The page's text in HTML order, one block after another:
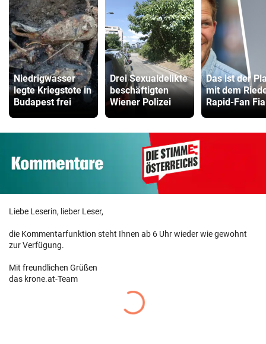
Niedrigwasser
legte Kriegstote in
Budapest frei
Drei Sexualdelikte
beschäftigten
Wiener Polizei
Das ist der
mit dem
Rapid-Fan
Liebe Leserin, lieber Leser,
die Kommentarfunktion steht Ihnen ab 6 Uhr wieder wie gewohnt
zur Verfügung.
Mit freundlichen Grüßen
das krone.at-Team